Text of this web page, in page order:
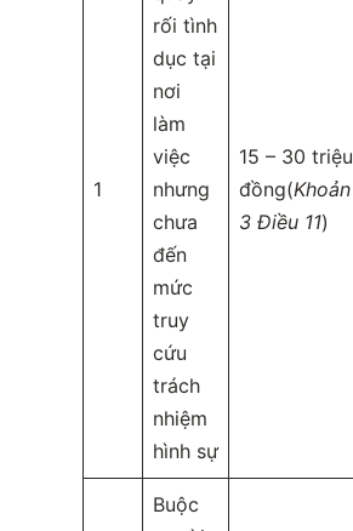
1
rối tình
dục tại
nơi
làm
việc
nhưng
chưa
đến
mức
truy
cứu
trách
nhiệm
hình sự
15 – 30 triệu
đồng(Khoản
3 Điều 11)
Buộc